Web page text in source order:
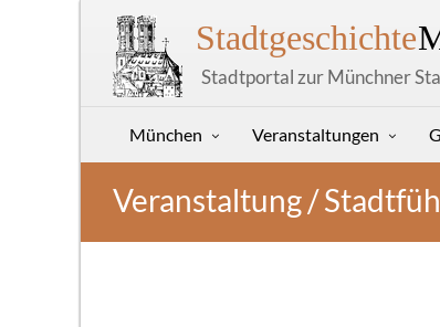
Stadtgeschichte
Stadtportal zur Münchner
München Veranstaltungen
Veranstaltung /